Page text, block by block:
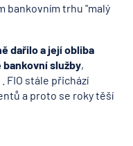
bankovním trhu "malý
dařilo a její obliba
bankovní služby,
FIO stále přichází
a proto se roky těší